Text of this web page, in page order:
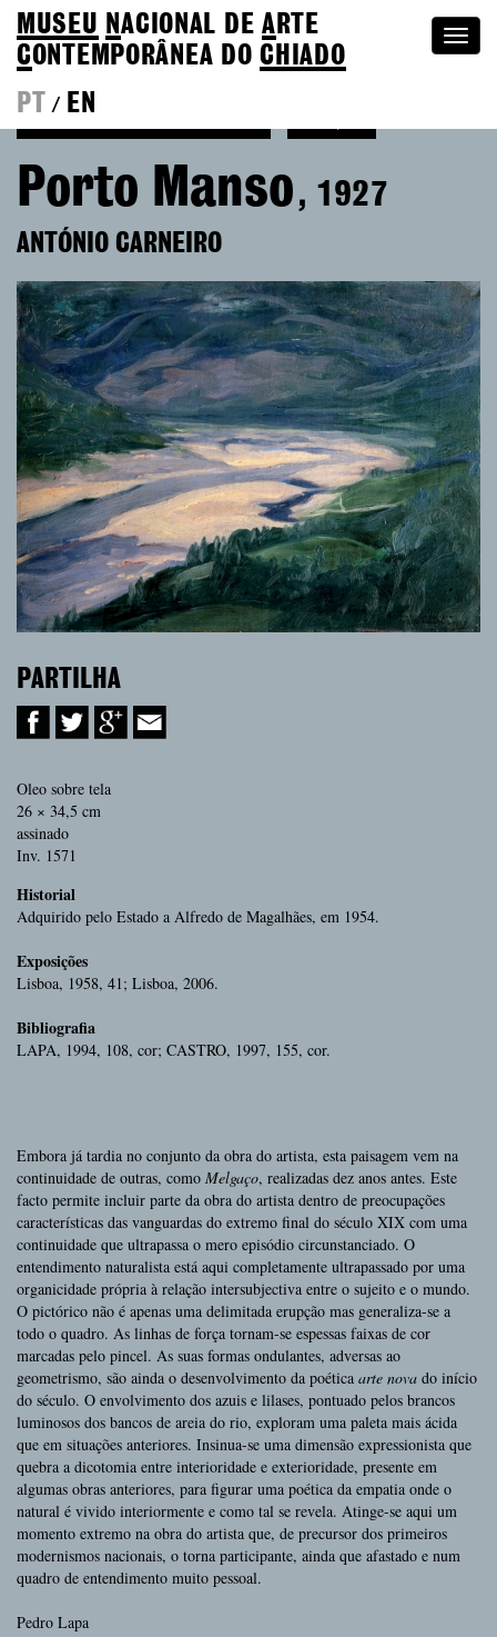
MUSEU NACIONAL DEA RTE
CONTEMPORÂNEA DOCHIADO
PT
/ EN
Porto Manso , 1927
ANTÓNIO CARNEIRO
PARTILHA
Oleo sobre tela
26 × 34,5 cm
assinado
Inv. 1571
Historial
Adquirido pelo Estado a Alfredo de Magalhães, em 1954.
Exposições
Lisboa, 1958, 41; Lisboa, 2006.
Bibliografia
LAPA, 1994, 108, cor; CASTRO, 1997, 155, cor.
Embora já tardia no conjunto da obra do artista, esta paisagem vem na
continuidade de outras, como Melgaço, realizadas dez anos antes. Este
facto permite incluir parte da obra do artista dentro de preocupações
características das vanguardas do extremo final do século XIX com uma
continuidade que ultrapassa o mero episódio circunstanciado. O
entendimento naturalista está aqui completamente ultrapassado por uma
organicidade própria à relação intersubjectiva entre o sujeito e o mundo.
O pictórico não é apenas uma delimitada erupção mas generaliza-se a
todo o quadro. As linhas de força tornam-se espessas faixas de cor
marcadas pelo pincel. As suas formas ondulantes, adversas ao
geometrismo, são ainda o desenvolvimento da poética arte nova do início
do século. O envolvimento dos azuis e lilases, pontuado pelos brancos
luminosos dos bancos de areia do rio, exploram uma paleta mais ácida
que em situações anteriores. Insinua-se uma dimensão expressionista que
quebra a dicotomia entre interioridade e exterioridade, presente em
algumas obras anteriores, para figurar uma poética da empatia onde o
natural é vivido interiormente e como tal se revela. Atinge-se aqui um
momento extremo na obra do artista que, de precursor dos primeiros
modernismos nacionais, o torna participante, ainda que afastado e num
quadro de entendimento muito pessoal.
Pedro Lapa